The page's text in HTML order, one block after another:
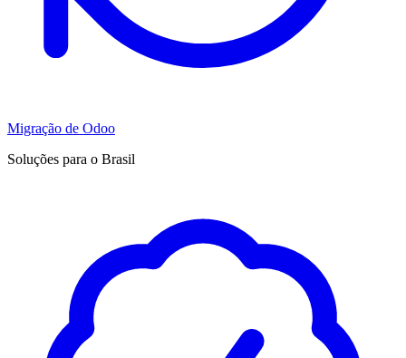
Migração de Odoo
Soluções para o Brasil